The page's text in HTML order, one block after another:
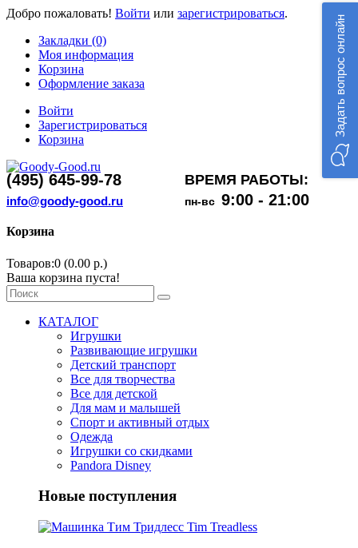
Добро пожаловать! Войти или зарегистрироваться.
Закладки (0)
Моя информация
Корзина
Оформление заказа
Войти
Зарегистрироваться
Корзина
(495) 645-99-78 ВРЕМЯ РАБОТЫ:
info@goody-good.ru пн-вс 9:00 - 21:00
Корзина
Товаров:0 (0.00 р.)
Ваша корзина пуста!
КАТАЛОГ
Игрушки
Развивающие игрушки
Детский транспорт
Все для творчества
Все для детской
Для мам и малышей
Спорт и активный отдых
Одежда
Игрушки со скидками
Pandora Disney
Новые поступления
Задать вопрос онлайн